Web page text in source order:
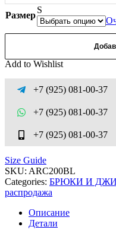
Размер
S
Add to Wishlist
+7 (925) 081-00-37
+7 (925) 081-00-37
+7 (925) 081-00-37
Size Guide
SKU: ARC200BL
Categories: БРЮКИ И
распродажа
Описание
Детали